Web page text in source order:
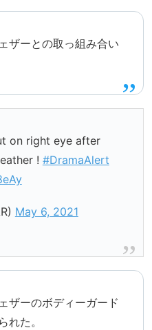
ザーとの取っ組み合い
on right eye after
! #DramaAlert
May 6, 2021
ザーのボディーガード
れた。